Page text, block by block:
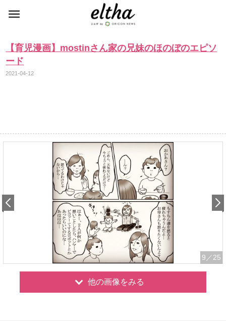
【育児漫画】mostinさん家の兄妹のほのぼのエピソ
ード
2021-04-12
9 ／25
他の画像をみる